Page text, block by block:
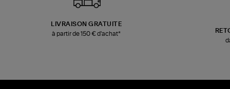
LIVRAISON GRATUITE
à partir de 150 € d'achat*